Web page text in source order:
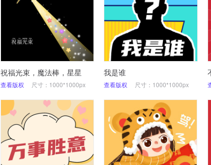
祝福光束，魔法棒，星星
查看版权 尺寸：1000*1000px
我是谁
查看版权 尺寸：1000*1000px